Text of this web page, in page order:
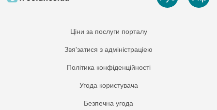
Ціни за послуги порталу
Звя'затися з адміністраціею
Політика конфіденційності
Угода користувача
Безпечна угода